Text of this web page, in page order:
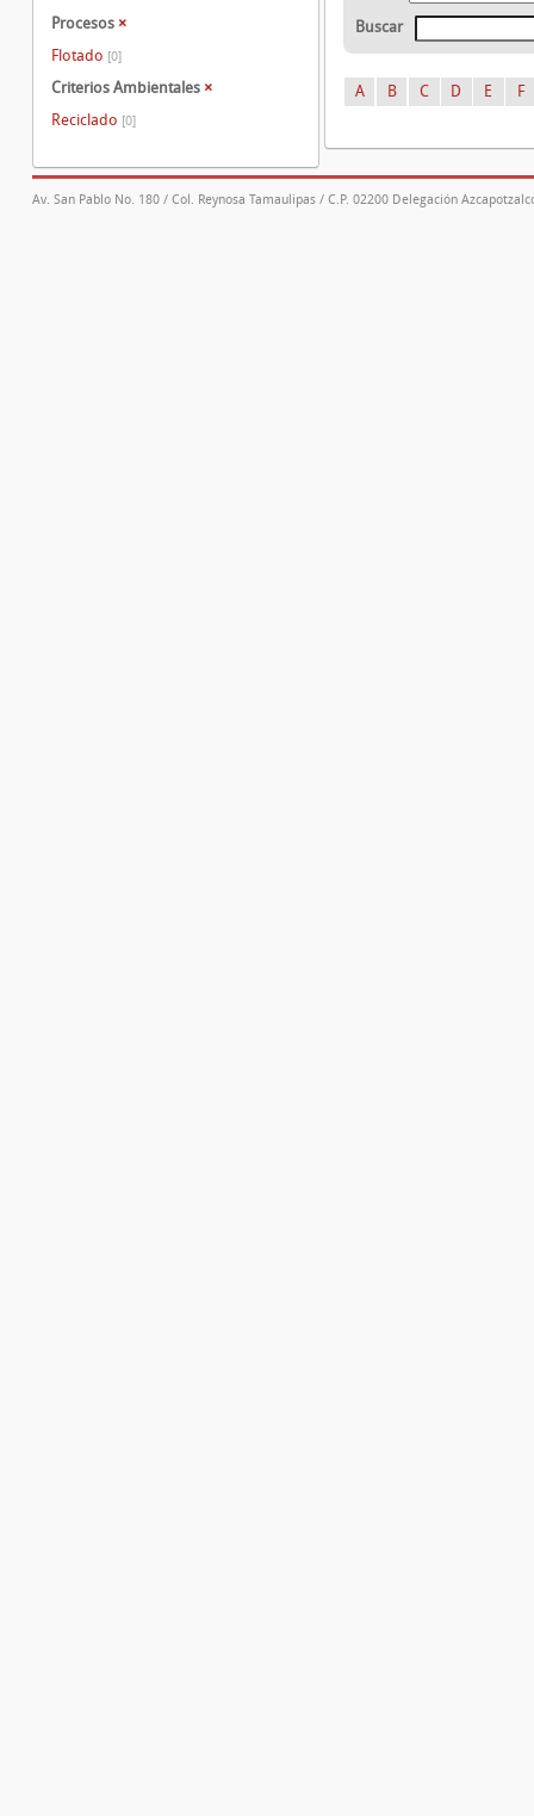
Buscar
A B C D E F
Procesos ×
Flotado [0]
Criterios Ambientales ×
Reciclado [0]
Av. San Pablo No. 180 / Col. Reynosa Tamaulipas / C.P. 02200 Delegación